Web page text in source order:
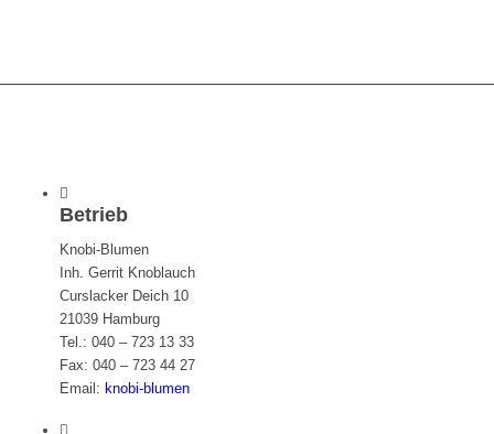
Betrieb
Knobi-Blumen
Inh. Gerrit Knoblauch
Curslacker Deich 10
21039 Hamburg
Tel.: 040 – 723 13 33
Fax: 040 – 723 44 27
Email: knobi-blumen